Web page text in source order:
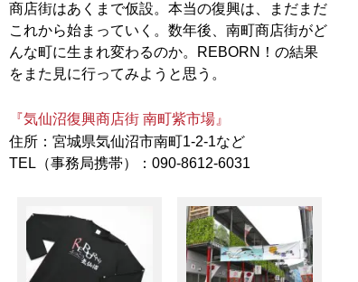
商店街はあくまで仮設。本当の復興は、まだまだ
これから始まっていく。数年後、南町商店街がど
んな町に生まれ変わるのか。REBORN！の結果
をまた見に行ってみようと思う。
『気仙沼復興商店街 南町紫市場』
住所：宮城県気仙沼市南町1-2-1など
TEL（事務局携帯）：090-8612-6031